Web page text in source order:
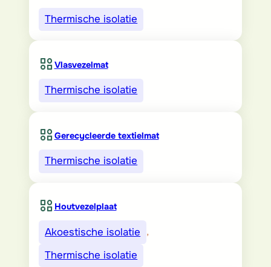
Thermische isolatie
Vlasvezelmat
Thermische isolatie
Gerecycleerde textielmat
Thermische isolatie
Houtvezelplaat
Akoestische isolatie ,
Thermische isolatie